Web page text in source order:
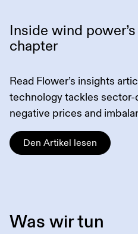
Inside wind
chapter
Read Flower’s insights
technology tackles
negative prices and
Den Artikel lesen
Was wir tun